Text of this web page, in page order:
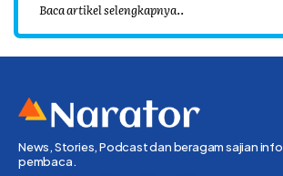
Baca artikel selengkapnya..
News, Stories, Podcast dan beragam sajian
pembaca.